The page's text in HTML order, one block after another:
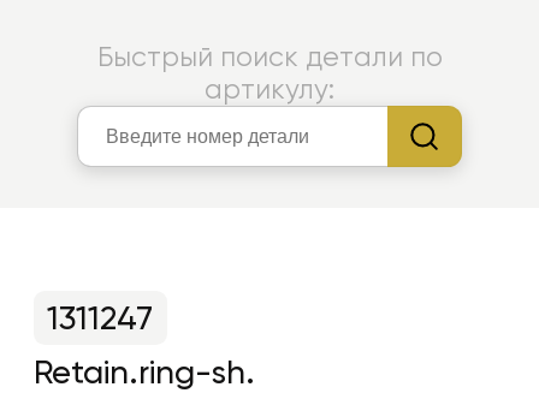
Быстрый поиск детали по
артикулу:
Retain.ring-sh.
1311247